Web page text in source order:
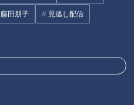
藤田朋子 見逃し配信
つで簡単に作れる「焼豚」！？
カルディ店員が選ぶベスト３を